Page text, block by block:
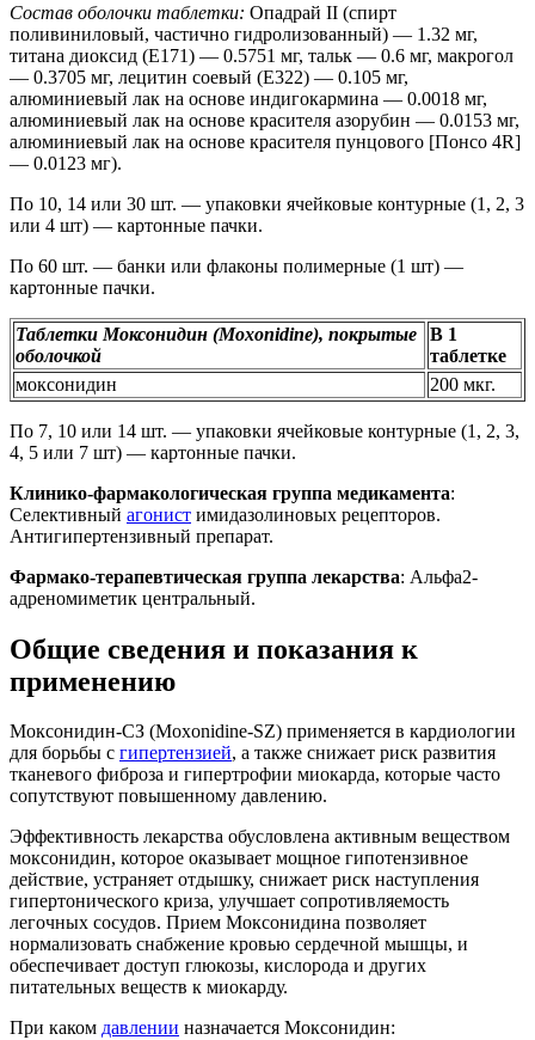
Состав оболочки таблетки: Опадрай II (спирт
поливиниловый, частично гидролизованный) — 1.32 мг,
титана диоксид (E171) — 0.5751 мг, тальк — 0.6 мг, макрогол
— 0.3705 мг, лецитин соевый (E322) — 0.105 мг,
алюминиевый лак на основе индигокармина — 0.0018 мг,
алюминиевый лак на основе красителя азорубин — 0.0153 мг,
алюминиевый лак на основе красителя пунцового [Понсо 4R]
— 0.0123 мг).
По 10, 14 или 30 шт. — упаковки ячейковые контурные (1, 2, 3
или 4 шт) — картонные пачки.
По 60 шт. — банки или флаконы полимерные (1 шт) —
картонные пачки.
Таблетки Моксонидин (Moxonidine), покрытые
оболочкой
В 1
таблетке
моксонидин
200 мкг.
По 7, 10 или 14 шт. — упаковки ячейковые контурные (1, 2, 3,
4, 5 или 7 шт) — картонные пачки.
Клинико-фармакологическая группа медикамента:
Селективный агонист имидазолиновых рецепторов.
Антигипертензивный препарат.
Фармако-терапевтическая группа лекарства: Альфа2-
адреномиметик центральный.
Общие сведения и показания к
применению
Моксонидин-СЗ (Moxonidine-SZ) применяется в кардиологии
для борьбы с гипертензией, а также снижает риск развития
тканевого фиброза и гипертрофии миокарда, которые часто
сопутствуют повышенному давлению.
Эффективность лекарства обусловлена активным веществом
моксонидин, которое оказывает мощное гипотензивное
действие, устраняет отдышку, снижает риск наступления
гипертонического криза, улучшает сопротивляемость
легочных сосудов. Прием Моксонидина позволяет
нормализовать снабжение кровью сердечной мышцы, и
обеспечивает доступ глюкозы, кислорода и других
питательных веществ к миокарду.
При каком давлении назначается Моксонидин: